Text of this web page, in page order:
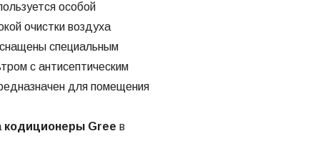
особой
очистки воздуха
специальным
с антисептическим
для помещения
кодиционеры Gree в